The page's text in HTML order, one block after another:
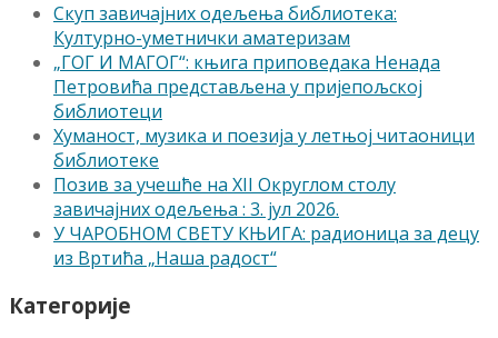
Скуп завичајних одељења библиотека:
Културно-уметнички аматеризам
„ГОГ И МАГОГ“: књига приповедака Ненада
Петровића представљена у пријепољској
библиотеци
Хуманост, музика и поезија у летњој читаоници
библиотеке
Позив за учешће на XII Округлом столу
завичајних одељења : 3. јул 2026.
У ЧАРОБНОМ СВЕТУ КЊИГА: радионица за децу
из Вртића „Наша радост“
Категорије